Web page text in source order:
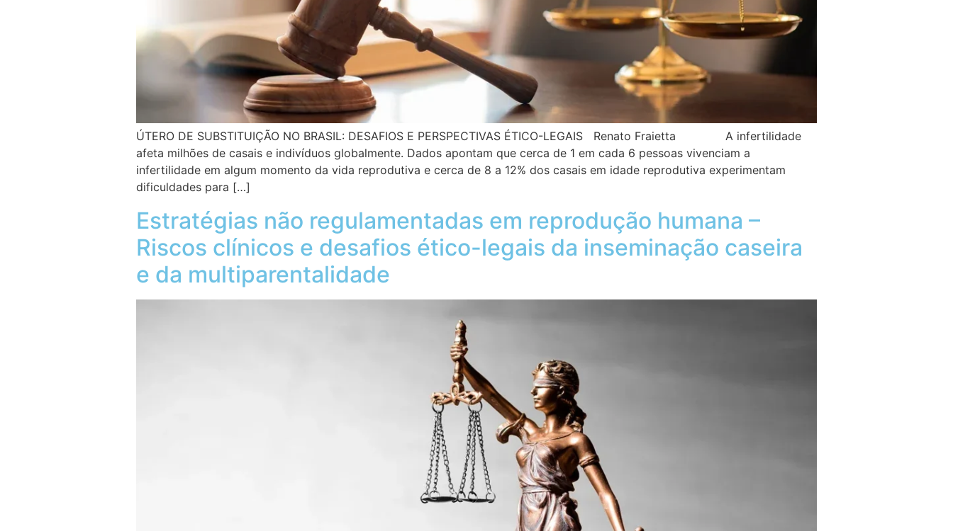
ÚTERO DE SUBSTITUIÇÃO NO BRASIL: DESAFIOS E PERSPECTIVAS ÉTICO-LEGAIS Renato Fraietta A infertilidade
afeta milhões de casais e indivíduos globalmente. Dados apontam que cerca de 1 em cada 6 pessoas vivenciam a
infertilidade em algum momento da vida reprodutiva e cerca de 8 a 12% dos casais em idade reprodutiva experimentam
dificuldades para […]
Estratégias não regulamentadas em reprodução humana –
Riscos clínicos e desafios ético-legais da inseminação caseira
e da multiparentalidade